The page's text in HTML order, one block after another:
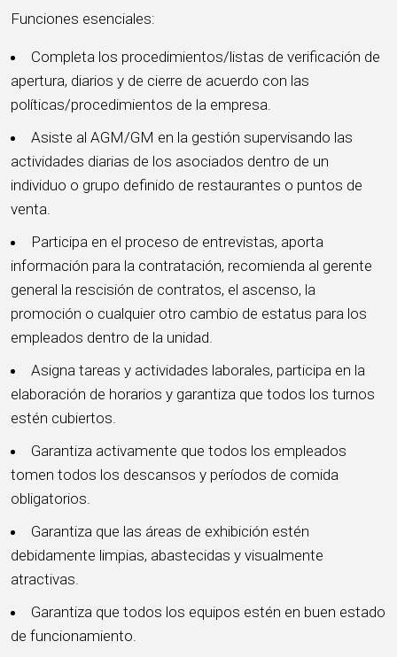
Funciones esenciales:
Completa los procedimientos/listas de verificación de
apertura, diarios y de cierre de acuerdo con las
políticas/procedimientos de la empresa.
Asiste al AGM/GM en la gestión supervisando las
actividades diarias de los asociados dentro de un
individuo o grupo definido de restaurantes o puntos de
venta.
Participa en el proceso de entrevistas, aporta
información para la contratación, recomienda al gerente
general la rescisión de contratos, el ascenso, la
promoción o cualquier otro cambio de estatus para los
empleados dentro de la unidad.
Asigna tareas y actividades laborales, participa en la
elaboración de horarios y garantiza que todos los turnos
estén cubiertos.
Garantiza activamente que todos los empleados
tomen todos los descansos y períodos de comida
obligatorios.
Garantiza que las áreas de exhibición estén
debidamente limpias, abastecidas y visualmente
atractivas.
Garantiza que todos los equipos estén en buen estado
de funcionamiento.